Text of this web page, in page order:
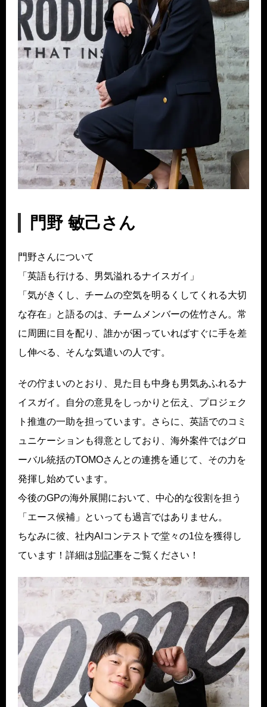
門野 敏己さん
門野さんについて
「英語も行ける、男気溢れるナイスガイ」
「気がきくし、チームの空気を明るくしてくれる大切
な存在」と語るのは、チームメンバーの佐竹さん。常
に周囲に目を配り、誰かが困っていればすぐに手を差
し伸べる、そんな気遣いの人です。
その佇まいのとおり、見た目も中身も男気あふれるナ
イスガイ。自分の意見をしっかりと伝え、プロジェク
ト推進の一助を担っています。さらに、英語でのコミ
ュニケーションも得意としており、海外案件ではグロ
ーバル統括のTOMOさんとの連携を通じて、その力を
発揮し始めています。
今後のGPの海外展開において、中心的な役割を担う
「エース候補」といっても過言ではありません。
ちなみに彼、社内AIコンテストで堂々の1位を獲得し
ています！詳細は別記事をご覧ください！